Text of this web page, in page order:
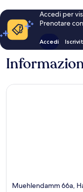
Accedi per
Prenotare
Accedi
Muehlendamm 66a,